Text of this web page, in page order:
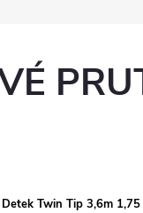
Twin Tip 3,6m